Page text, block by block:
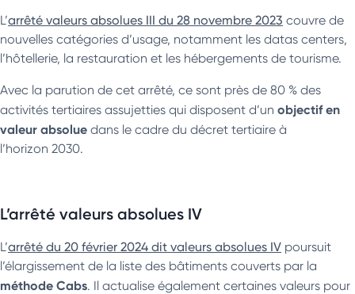
L’arrêté valeurs absolues III du 28 novembre 2023 couvre de
nouvelles catégories d’usage, notamment les datas centers,
l’hôtellerie, la restauration et les hébergements de tourisme.
Avec la parution de cet arrêté, ce sont près de 80 % des
activités tertiaires assujetties qui disposent d’un objectif en
valeur absolue dans le cadre du décret tertiaire à
l’horizon 2030.
L’arrêté valeurs absolues IV
L’arrêté du 20 février 2024 dit valeurs absolues IV poursuit
l’élargissement de la liste des bâtiments couverts par la
méthode Cabs. Il actualise également certaines valeurs pour